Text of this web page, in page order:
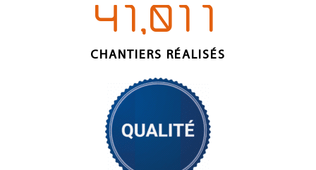
4 1 ,0 1 1
CHANTIERS RÉALISÉS